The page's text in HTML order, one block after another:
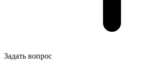
Задать вопрос